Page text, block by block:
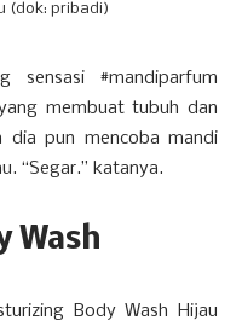
(dok: pribadi)
sensasi #mandiparfum
membuat tubuh dan
dia pun mencoba mandi
“Segar.” katanya.
Wash
Body Wash Hijau